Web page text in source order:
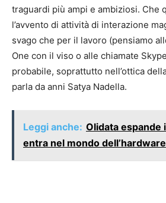
traguardi più ampi e ambiziosi. Che
l’avvento di attività di interazione
svago che per il lavoro (pensiamo
One con il viso o alle chiamate
probabile, soprattutto nell’ottica
parla da anni Satya Nadella.
Leggi anche: Olidata espande
entra nel mondo dell’hardware